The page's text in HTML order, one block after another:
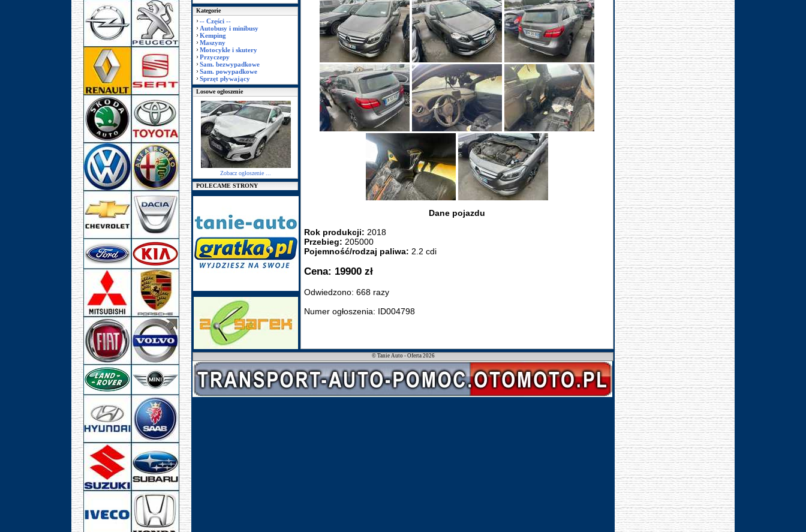
Kategorie
-- Części --
Autobusy i minibusy
Kemping
Maszyny
Motocykle i skutery
Przyczepy
Sam. bezwypadkowe
Sam. powypadkowe
Sprzęt pływający
Losowe ogłoszenie
Zobacz ogłoszenie ...
POLECAME STRONY
Dane pojazdu
Rok produkcji: 2018
Przebieg: 205000
Pojemność/rodzaj paliwa: 2.2 cdi
Cena: 19900 zł
Odwiedzono: 668 razy
Numer ogłoszenia: ID004798
© Tanie Auto - Oferta 2026